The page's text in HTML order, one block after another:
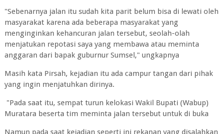
"Sebenarnya jalan itu sudah kita parit belum bisa di lewati oleh
masyarakat karena ada beberapa masyarakat yang
menginginkan kehancuran jalan tersebut, seolah-olah
menjatukan repotasi saya yang membawa atau meminta
anggaran dari bapak guburnur Sumsel," ungkapnya
Masih kata Pirsah, kejadian itu ada campur tangan dari pihak
yang ingin menjatuhkan dirinya.
"Pada saat itu, sempat turun kelokasi Wakil Bupati (Wabup)
Muratara beserta tim meminta jalan tersebut untuk di buka
Namun pada saat kejadian seperti ini rekanan yang disalahkan